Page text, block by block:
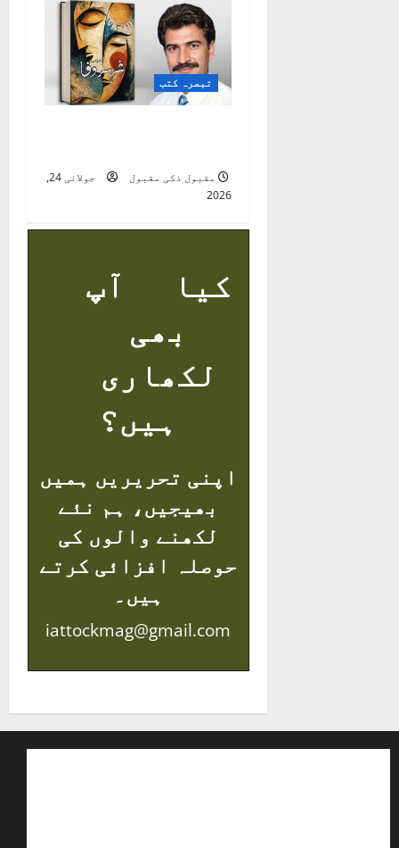
تبصرہ کتب
مقبول ذکی مقبول
جولائی 24,
2026
کیا آپ
بھی
لکھاری
ہیں؟
اپنی تحریریں ہمیں
بھیجیں، ہم نئے
لکھنے والوں کی
حوصلہ افزائی کرتے
ہیں۔
iattockmag@gmail.com